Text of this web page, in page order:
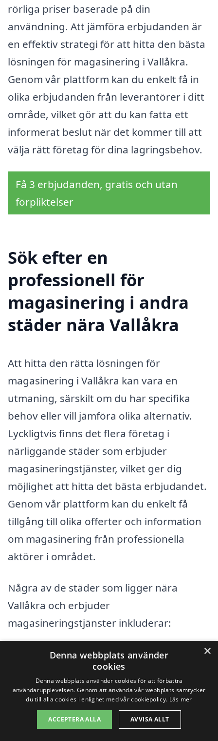
rörliga priser baserade på din
användning. Att jämföra erbjudanden är
en effektiv strategi för att hitta den bästa
lösningen för magasinering i Vallåkra.
Genom vår plattform kan du enkelt få in
olika erbjudanden från leverantörer i ditt
område, vilket gör att du kan fatta ett
informerat beslut när det kommer till att
välja rätt företag för dina lagringsbehov.
Få 3 erbjudanden, gratis och utan
förpliktelser
Sök efter en
professionell för
magasinering i andra
städer nära Vallåkra
Att hitta den rätta lösningen för
magasinering i Vallåkra kan vara en
utmaning, särskilt om du har specifika
behov eller vill jämföra olika alternativ.
Lyckligtvis finns det flera företag i
närliggande städer som erbjuder
magasineringstjänster, vilket ger dig
möjlighet att hitta det bästa erbjudandet.
Genom vår plattform kan du enkelt få
tillgång till olika offerter och information
om magasinering från professionella
aktörer i området.
Några av de städer som ligger nära
Vallåkra och erbjuder
magasineringstjänster inkluderar:
Helsingborg
Råå
Ödåkra
Kä55
×
Denna webbplats använder
cookies
Denna webbplats använder cookies för att förbättra
användarupplevelsen. Genom att använda vår webbplats samtycker
du till alla cookies i enlighet med vår cookiepolicy. Läs mer
ACCEPTERA ALLA AVVISA ALLT